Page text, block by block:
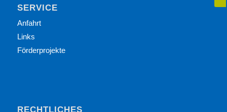
SERVICE
Anfahrt
Links
Förderprojekte
RECHTLICHES